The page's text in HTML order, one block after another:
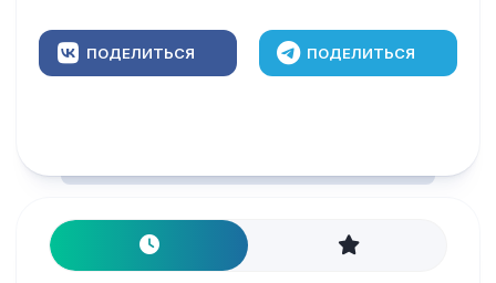
ПОДЕЛИТЬСЯ ПОДЕЛИТЬСЯ